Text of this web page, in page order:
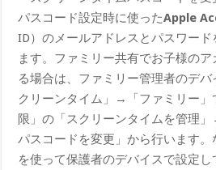
パスコード設定時に使ったApple
ID）のメールアドレスとパスワー
ます。ファミリー共有でお子様の
る場合は、ファミリー管理者のデ
クリーンタイム」→「ファミリー
限」の「スクリーンタイムを管理
パスコードを変更」から行います
を使って保護者のデバイスで設定